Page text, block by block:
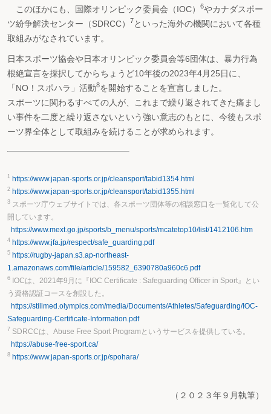
このほかにも、国際オリンピック委員会（IOC）
6やカナダスポー
ツ紛争解決センター（SDRCC）
7といった海外の機関において各種
取組みがなされています。
日本スポーツ協会や日本オリンピック委員会等6団体は、暴力行為
根絶宣言を採択してからちょうど10年後の2023年4月25日に、
「NO！スポハラ」活動8を開始することを宣言しました。
スポーツに関わるすべての人が、これまで繰り返されてきた痛まし
い事件を二度と繰り返さないという強い意志のもとに、今後もスポ
ーツ界全体として取組みを続けることが求められます。
1 https://www.japan-sports.or.jp/cleansport/tabid1354.html
2 https://www.japan-sports.or.jp/cleansport/tabid1355.html
3 スポーツ庁ウェブサイトでは、各スポーツ団体等の相談窓口を一覧化して公
開しています。
https://www.mext.go.jp/sports/b_menu/sports/mcatetop10/list/1412106.htm
4 https://www.jfa.jp/respect/safe_guarding.pdf
5 https://rugby-japan.s3.ap-northeast-
1.amazonaws.com/file/article/159582_6390780a960c6.pdf
6 IOCは、2021年9月に『IOC Certificate : Safeguarding Officer in Sport』とい
う資格認証コースを創設した。
https://stillmed.olympics.com/media/Documents/Athletes/Safeguarding/IOC-
Safeguarding-Certificate-Information.pdf
7 SDRCCは、Abuse Free Sport Programというサービスを提供している。
https://abuse-free-sport.ca/
8 https://www.japan-sports.or.jp/spohara/
（２０２３年９月執筆）